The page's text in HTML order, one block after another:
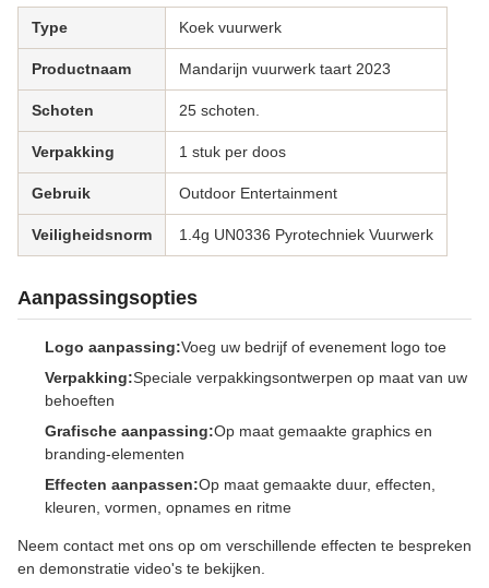
Type Koek vuurwerk
Productnaam Mandarijn vuurwerk taart 2023
Schoten 25 schoten.
Verpakking 1 stuk per doos
Gebruik Outdoor Entertainment
Veiligheidsnorm 1.4g UN0336 Pyrotechniek Vuurwerk
Aanpassingsopties
Logo aanpassing:Voeg uw bedrijf of evenement logo toe
Verpakking:Speciale verpakkingsontwerpen op maat van uw
behoeften
Grafische aanpassing:Op maat gemaakte graphics en
branding-elementen
Effecten aanpassen:Op maat gemaakte duur, effecten,
kleuren, vormen, opnames en ritme
Neem contact met ons op om verschillende effecten te bespreken
en demonstratie video's te bekijken.